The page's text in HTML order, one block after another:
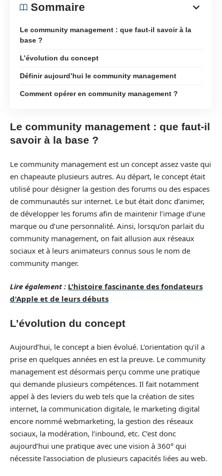
Sommaire
Le community management : que faut-il savoir à la
base ?
L’évolution du concept
Définir aujourd’hui le community management
Comment opérer en community management ?
Le community management : que faut-il
savoir à la base ?
Le community management est un concept assez vaste qui
en chapeaute plusieurs autres. Au départ, le concept était
utilisé pour désigner la gestion des forums ou des espaces
de communautés sur internet. Le but était donc d’animer,
de développer les forums afin de maintenir l’image d’une
marque ou d’une personnalité. Ainsi, lorsqu’on parlait du
community management, on fait allusion aux réseaux
sociaux et à leurs animateurs connus sous le nom de
community manger.
Lire également : L'histoire fascinante des fondateurs
d'Apple et de leurs débuts
L’évolution du concept
Aujourd’hui, le concept a bien évolué. L’orientation qu’il a
prise en quelques années en est la preuve. Le community
management est désormais perçu comme une pratique
qui demande plusieurs compétences. Il fait notamment
appel à des leviers du web tels que la création de sites
internet, la communication digitale, le marketing digital
encore nommé webmarketing, la gestion des réseaux
sociaux, la modération, l’inbound, etc. C’est donc
aujourd’hui une pratique avec une vision à 360° qui
nécessite l’association de plusieurs capacités liées au web.